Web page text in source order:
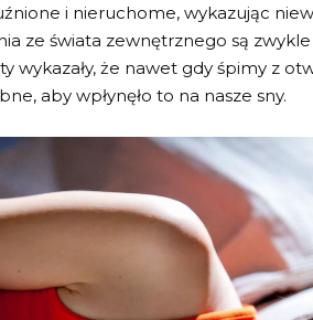
i nieruchome, wykazując
ze świata zewnętrznego są
wykazały, że nawet gdy śpimy z
aby wpłynęło to na nasze sny.